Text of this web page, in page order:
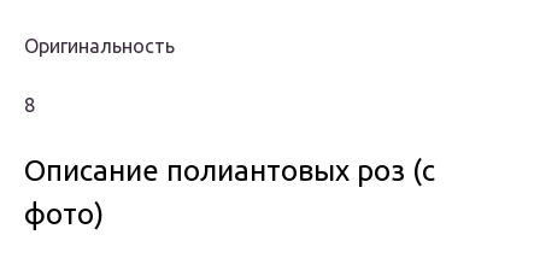
Оригинальность
8
Описание полиантовых роз (с
фото)